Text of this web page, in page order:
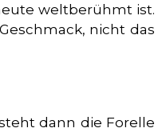
weltberühmt ist.
nicht das
dann die Forelle